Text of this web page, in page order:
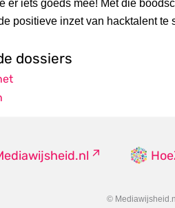
er iets goeds mee! Met die
positieve inzet van hacktalent te
dossiers
© Mediawijsheid.nl